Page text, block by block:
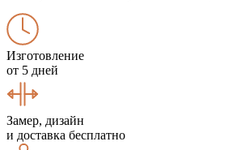
Изготовление
от 5 дней
Замер, дизайн
и доставка бесплатно